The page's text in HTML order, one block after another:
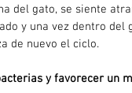
del gato, se siente
y una vez dentro del
de nuevo el ciclo.
y favorecer un